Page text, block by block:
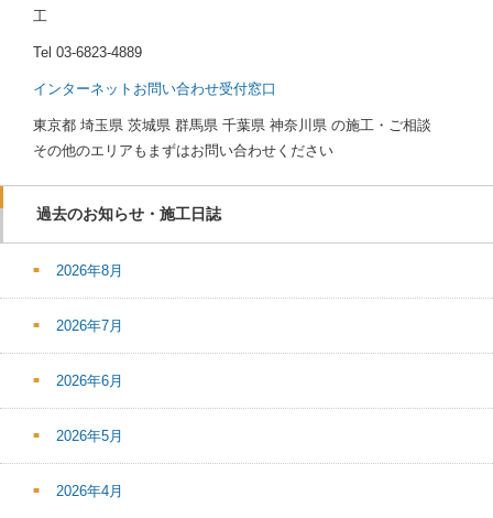
工
Tel 03-6823-4889
インターネットお問い合わせ受付窓口
東京都 埼玉県 茨城県 群馬県 千葉県 神奈川県 の施工・ご相談
その他のエリアもまずはお問い合わせください
過去のお知らせ・施工日誌
2026年8月
2026年7月
2026年6月
2026年5月
2026年4月